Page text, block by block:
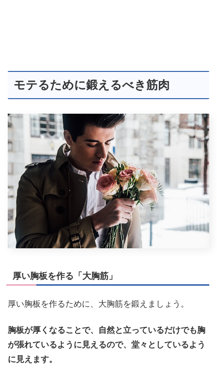
モテるために鍛えるべき筋肉
厚い胸板を作る「大胸筋」
厚い胸板を作るために、大胸筋を鍛えましょう。
胸板が厚くなることで、自然と立っているだけでも胸
が張れているように見えるので、堂々としているよう
に見えます。